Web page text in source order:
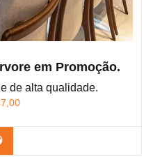
em Promoção.
de alta qualidade.
Confira os modelos